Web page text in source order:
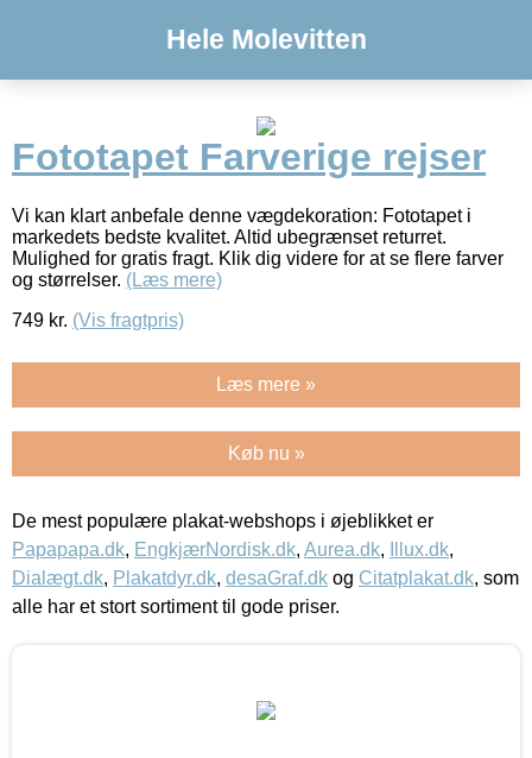
Hele Molevitten
Fototapet Farverige rejser
Vi kan klart anbefale denne vægdekoration: Fototapet i
markedets bedste kvalitet. Altid ubegrænset returret.
Mulighed for gratis fragt. Klik dig videre for at se flere farver
og størrelser. (Læs mere)
749 kr. (Vis fragtpris)
Læs mere »
Køb nu »
De mest populære plakat-webshops i øjeblikket er
Papapapa.dk, EngkjærNordisk.dk, Aurea.dk, Illux.dk,
Dialægt.dk, Plakatdyr.dk, desaGraf.dk og Citatplakat.dk, som
alle har et stort sortiment til gode priser.